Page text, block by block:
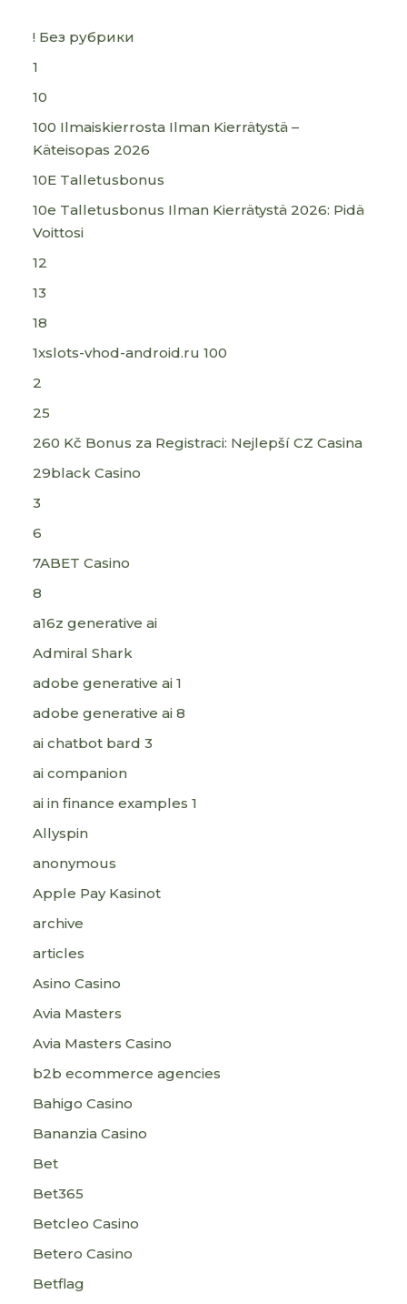
! Без рубрики
1
10
100 Ilmaiskierrosta Ilman Kierrätystä –
Käteisopas 2026
10E Talletusbonus
10e Talletusbonus Ilman Kierrätystä 2026: Pidä
Voittosi
12
13
18
1xslots-vhod-android.ru 100
2
25
260 Kč Bonus za Registraci: Nejlepší CZ Casina
29black Casino
3
6
7ABET Casino
8
a16z generative ai
Admiral Shark
adobe generative ai 1
adobe generative ai 8
ai chatbot bard 3
ai companion
ai in finance examples 1
Allyspin
anonymous
Apple Pay Kasinot
archive
articles
Asino Casino
Avia Masters
Avia Masters Casino
b2b ecommerce agencies
Bahigo Casino
Bananzia Casino
Bet
Bet365
Betcleo Casino
Betero Casino
Betflag